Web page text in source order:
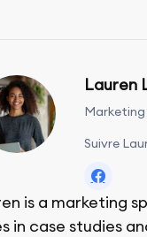
Lauren
Suivre
is a marketing
in case studies